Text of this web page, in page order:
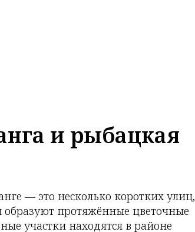
и рыбацкая
— это несколько коротких улиц,
протяжённые цветочные
участки находятся в районе